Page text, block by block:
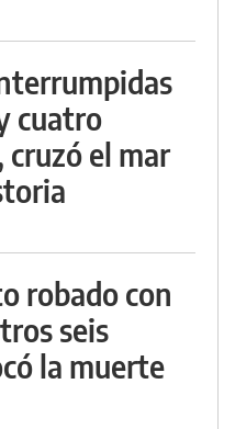
cuatro
el mar
robado con
seis
la muerte